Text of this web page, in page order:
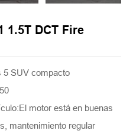
1.5T DCT Fire
5 SUV compacto
motor está en buenas
mantenimiento regular